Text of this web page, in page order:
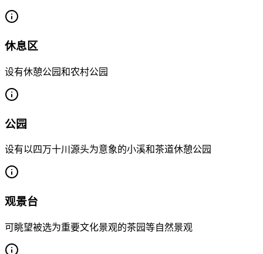
休息区
设有休憩公园和农村公园
公园
设有以四万十川源头为意象的小溪和茶道休憩公园
观景台
可眺望被选为重要文化景观的茶园等自然景观